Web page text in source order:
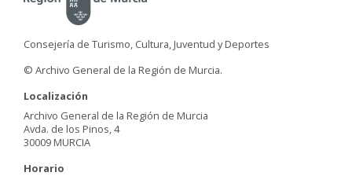
Consejería de Turismo, Cultura, Juventud y Deportes
© Archivo General de la Región de Murcia.
Localización
Archivo General de la Región de Murcia
Avda. de los Pinos, 4
30009 MURCIA
Horario